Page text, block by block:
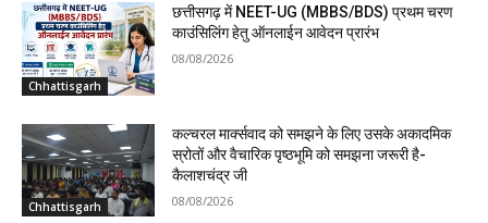
Chhattisgarh
छत्तीसगढ़ में NEET-UG (MBBS/BDS) प्रथम चरण
काउंसिलिंग हेतु ऑनलाईन आवेदन प्रारंभ
08/08/2026
Chhattisgarh
कल्चरल मार्क्सवाद को समझने के लिए उसके अकादमिक
स्रोतों और वैचारिक पृष्ठभूमि को समझना जरूरी है-
कैलाशचंद्र जी
08/08/2026